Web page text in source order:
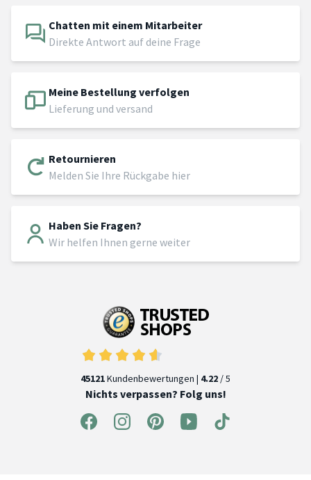
Chatten mit einem Mitarbeiter
Direkte Antwort auf deine Frage
Meine Bestellung verfolgen
Lieferung und versand
Retournieren
Melden Sie Ihre Rückgabe hier
Haben Sie Fragen?
Wir helfen Ihnen gerne weiter
45121Kundenbewertungen | 4.22 / 5
Nichts verpassen? Folg uns!